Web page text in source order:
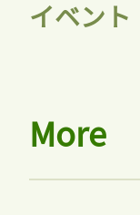
イベント
More